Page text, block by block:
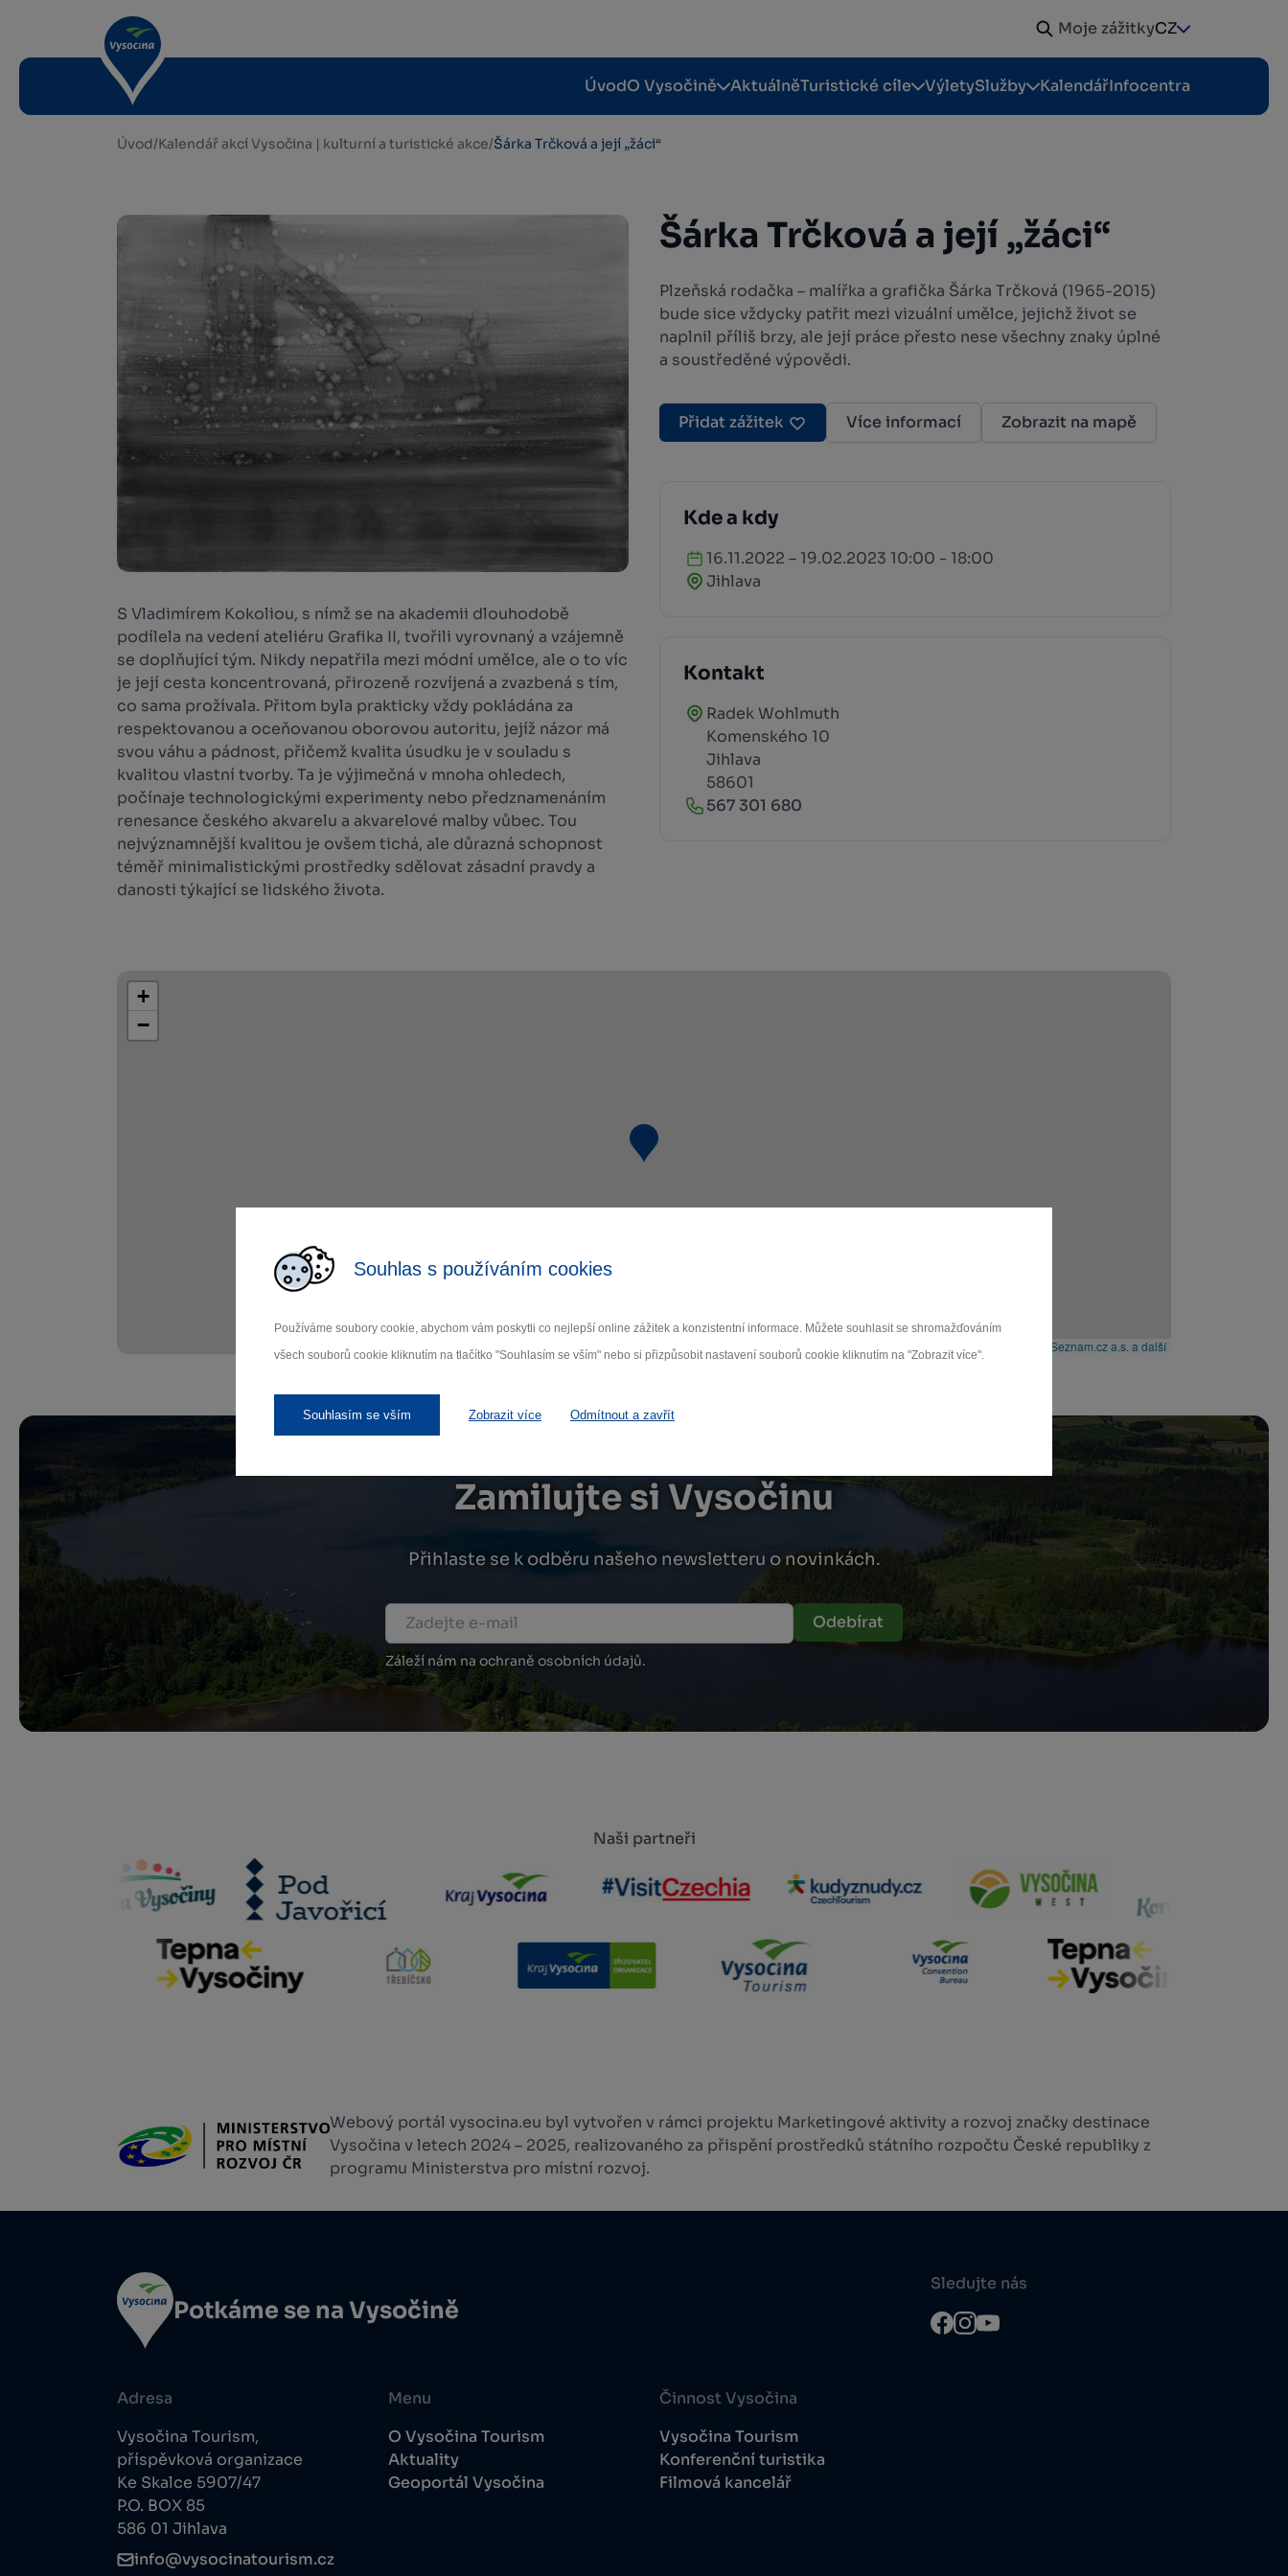
Souhlas s používáním cookies
Používáme soubory cookie, abychom vám poskytli co nejlepší online zážitek a konzistentní informace. Můžete souhlasit se shromažďováním
všech souborů cookie kliknutím na tlačítko "Souhlasím se vším" nebo si přizpůsobit nastavení souborů cookie kliknutím na "Zobrazit více".
Souhlasím se vším Zobrazit více Odmítnout a zavřít
Moje zážitkyCZ
ÚvodO Vysočině AktuálněTuristické cíle VýletySlužby KalendářInfocentra
Úvod/Kalendář akcí Vysočina | kulturní a turistické akce/Šárka Trčková a její „žáci“
Šárka Trčková a její „žáci“
Plzeňská rodačka – malířka a grafička Šárka Trčková (1965-2015)
bude sice vždycky patřit mezi vizuální umělce, jejichž život se
naplnil příliš brzy, ale její práce přesto nese všechny znaky úplné
a soustředěné výpovědi.
Přidat zážitek Více informací Zobrazit na mapě
Kde a kdy
16.11.2022 – 19.02.2023 10:00 - 18:00
Jihlava
Kontakt
Radek Wohlmuth
Komenského 10
Jihlava
58601
567 301 680
S Vladimírem Kokoliou, s nímž se na akademii dlouhodobě
podílela na vedení ateliéru Grafika II, tvořili vyrovnaný a vzájemně
se doplňující tým. Nikdy nepatřila mezi módní umělce, ale o to víc
je její cesta koncentrovaná, přirozeně rozvíjená a zvazbená s tím,
co sama prožívala. Přitom byla prakticky vždy pokládána za
respektovanou a oceňovanou oborovou autoritu, jejíž názor má
svou váhu a pádnost, přičemž kvalita úsudku je v souladu s
kvalitou vlastní tvorby. Ta je výjimečná v mnoha ohledech,
počínaje technologickými experimenty nebo předznamenáním
renesance českého akvarelu a akvarelové malby vůbec. Tou
nejvýznamnější kvalitou je ovšem tichá, ale důrazná schopnost
téměř minimalistickými prostředky sdělovat zásadní pravdy a
danosti týkající se lidského života.
+
−
© Seznam.cz a.s. a další
Zamilujte si Vysočinu
Přihlaste se k odběru našeho newsletteru o novinkách.
Záleží nám na ochraně osobních údajů.
Odebírat
Naši partneři
Webový portál vysocina.eu byl vytvořen v rámci projektu Marketingové aktivity a rozvoj značky destinace
Vysočina v letech 2024 – 2025, realizovaného za přispění prostředků státního rozpočtu České republiky z
programu Ministerstva pro místní rozvoj.
Potkáme se na Vysočině
Adresa
Vysočina Tourism,
příspěvková organizace
Ke Skalce 5907/47
P.O. BOX 85
586 01 Jihlava
info@vysocinatourism.cz
Menu
O Vysočina Tourism
Aktuality
Geoportál Vysočina
Činnost Vysočina
Vysočina Tourism
Konferenční turistika
Filmová kancelář
Sledujte nás